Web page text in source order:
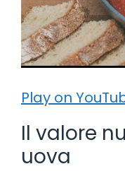
Play on
Il valore
uova